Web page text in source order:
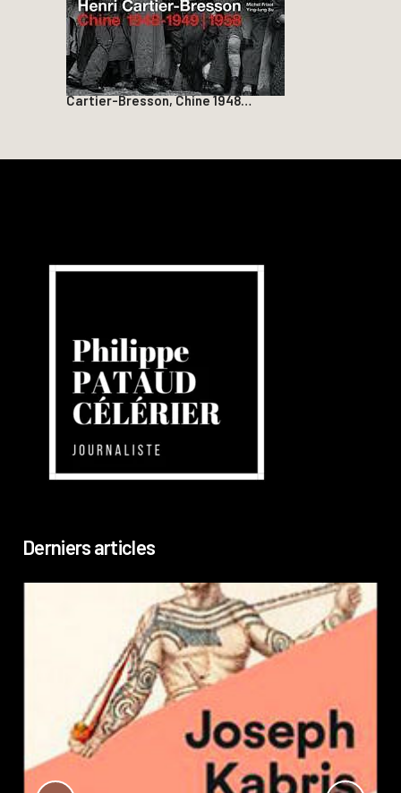
Cartier-Bresson, Chine 1948…
Derniers articles